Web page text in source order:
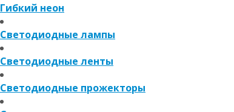
Гибкий неон
Светодиодные лампы
Светодиодные ленты
Светодиодные прожекторы